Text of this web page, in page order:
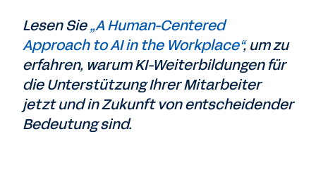
Lesen Sie„A Human-Centered
Approach to AI in the Workplace“, um zu
erfahren, warum KI-Weiterbildungen für
die Unterstützung Ihrer Mitarbeiter
jetzt und in Zukunft von entscheidender
Bedeutung sind.